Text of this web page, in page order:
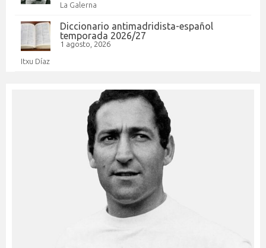
La Galerna
Diccionario antimadridista-español
temporada 2026/27
1 agosto, 2026
Itxu Díaz